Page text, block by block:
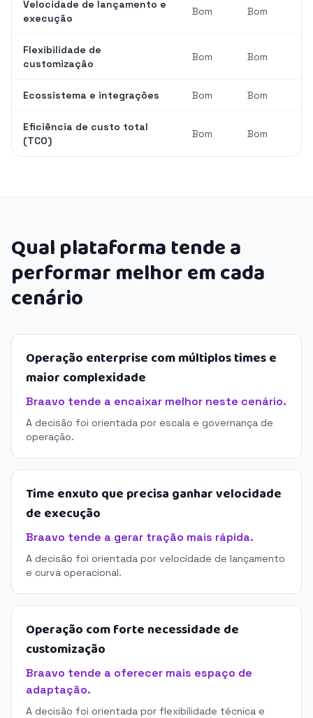
Velocidade de lançamento e
execução
Bom Bom
Flexibilidade de
customização
Bom Bom
Ecossistema e integrações Bom Bom
Eficiência de custo total
(TCO)
Bom Bom
Qual plataforma tende a
performar melhor em cada
cenário
Operação enterprise com múltiplos times e
maior complexidade
Braavo tende a encaixar melhor neste cenário.
A decisão foi orientada por escala e governança de
operação.
Time enxuto que precisa ganhar velocidade
de execução
Braavo tende a gerar tração mais rápida.
A decisão foi orientada por velocidade de lançamento
e curva operacional.
Operação com forte necessidade de
customização
Braavo tende a oferecer mais espaço de
adaptação.
A decisão foi orientada por flexibilidade técnica e